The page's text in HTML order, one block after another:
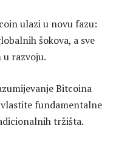
ulazi u novu fazu:
šokova, a sve
u razvoju.
Bitcoina
fundamentalne
tržišta.